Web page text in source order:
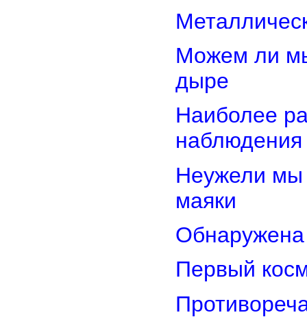
Можем ли мы
дыре
Наиболее
Неужели мы
маяки
Обнаружена
Первый